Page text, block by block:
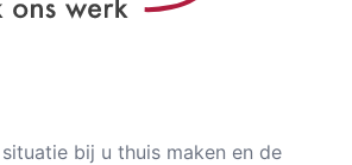
bij u thuis maken en de